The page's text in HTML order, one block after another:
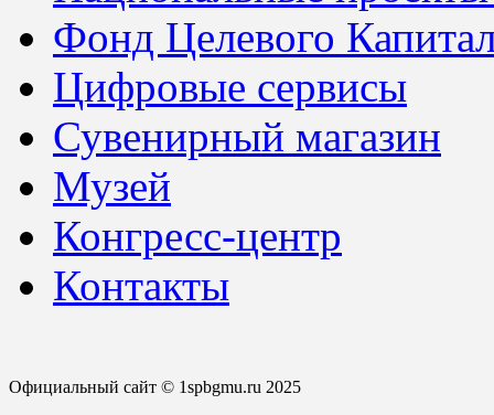
Фонд Целевого
Цифровые сервисы
Сувенирный магазин
Музей
Конгресс-центр
Контакты
Официальный сайт © 1spbgmu.ru 2025